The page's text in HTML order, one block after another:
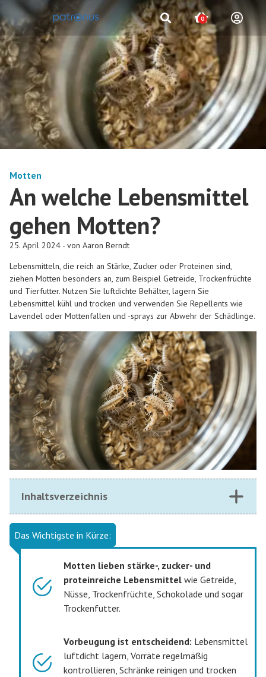
0
Motten
An welche Lebensmittel
gehen Motten?
25. April 2024 - von Aaron Berndt
Lebensmitteln, die reich an Stärke, Zucker oder Proteinen sind,
ziehen Motten besonders an, zum Beispiel Getreide, Trockenfrüchte
und Tierfutter. Nutzen Sie luftdichte Behälter, lagern Sie
Lebensmittel kühl und trocken und verwenden Sie Repellents wie
Lavendel oder Mottenfallen und -sprays zur Abwehr der Schädlinge.
Inhaltsverzeichnis
Das Wichtigste in Kürze:
Motten lieben stärke-, zucker- und
proteinreiche Lebensmittel wie Getreide,
Nüsse, Trockenfrüchte, Schokolade und sogar
Trockenfutter.
Vorbeugung ist entscheidend: Lebensmittel
luftdicht lagern, Vorräte regelmäßig
kontrollieren, Schränke reinigen und trocken